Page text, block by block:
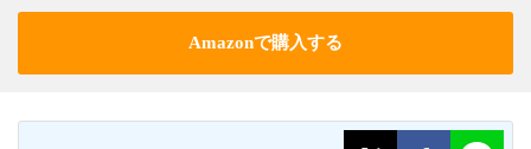
Amazonで購入する